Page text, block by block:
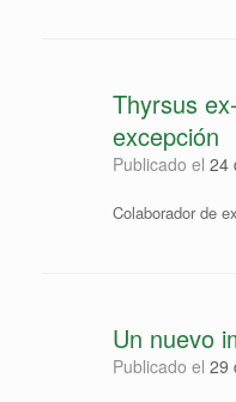
Thyrsus
excepción
Publicado el 24
Colaborador de
Un nuevo
Publicado el 29